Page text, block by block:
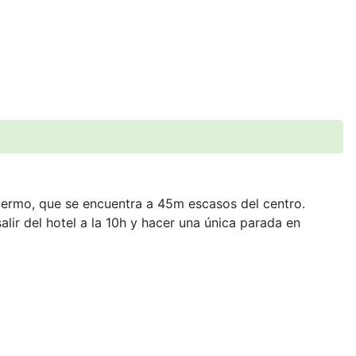
que se encuentra a 45m escasos del centro.
del hotel a la 10h y hacer una única parada en